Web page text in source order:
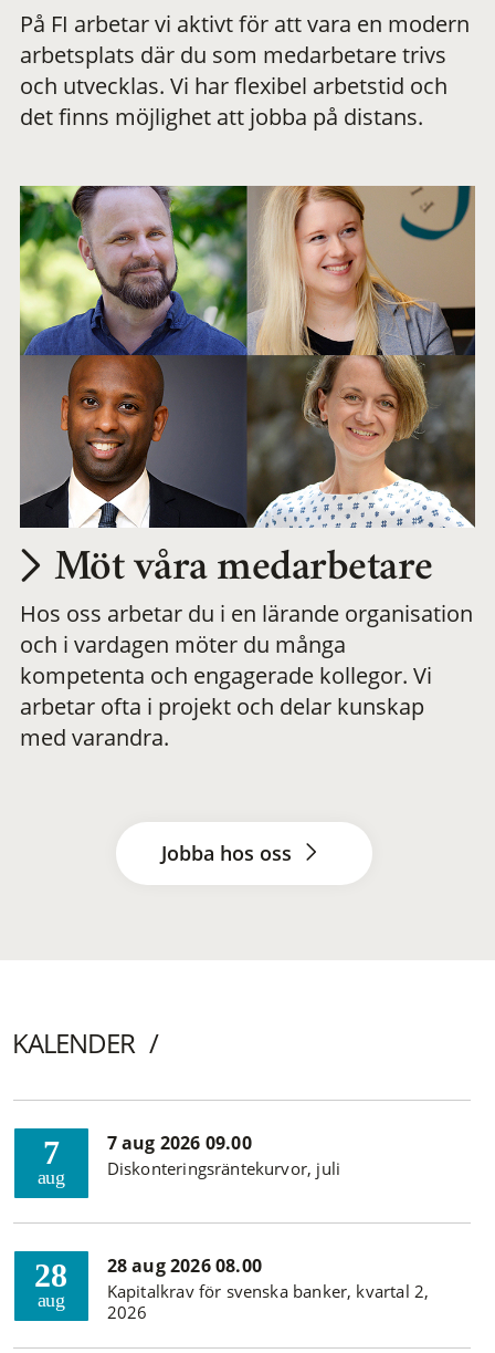
meningsfull och
flexibel
På FI arbetar vi aktivt för att vara en modern
arbetsplats där du som medarbetare trivs
och utvecklas. Vi har flexibel arbetstid och
det finns möjlighet att jobba på distans.
Möt våra medarbetare
Hos oss arbetar du i en lärande organisation
och i vardagen möter du många
kompetenta och engagerade kollegor. Vi
arbetar ofta i projekt och delar kunskap
med varandra.
Jobba hos oss
KALENDER
7
aug
7 aug 2026 09.00
Diskonteringsräntekurvor, juli
28
aug
28 aug 2026 08.00
Kapitalkrav för svenska banker, kvartal 2,
2026